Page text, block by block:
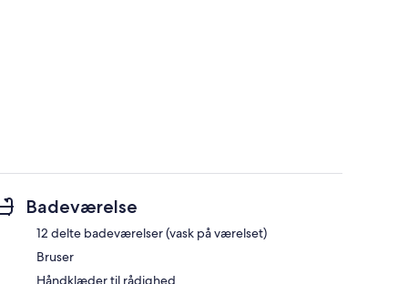
Badeværelse
12 delte badeværelser (vask på værelset)
Bruser
Håndklæder til rådighed